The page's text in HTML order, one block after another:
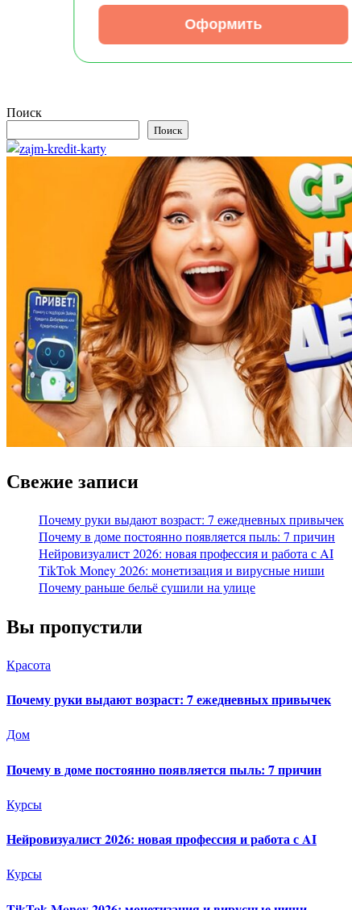
Оформить
Поиск
Поиск
Свежие записи
Почему руки выдают возраст: 7 ежедневных привычек
Почему в доме постоянно появляется пыль: 7 причин
Нейровизуалист 2026: новая профессия и работа с AI
TikTok Money 2026: монетизация и вирусные ниши
Почему раньше бельё сушили на улице
Вы пропустили
Красота
Почему руки выдают возраст: 7 ежедневных привычек
Дом
Почему в доме постоянно появляется пыль: 7 причин
Курсы
Нейровизуалист 2026: новая профессия и работа с AI
Курсы